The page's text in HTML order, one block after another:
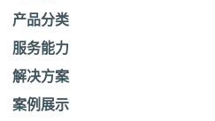
产品分类
服务能力
解决方案
案例展示